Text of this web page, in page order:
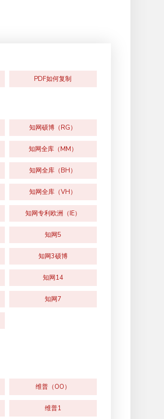
PDF如何复制
知网硕博（RG）
知网全库（MM）
知网全库（BH）
知网全库（VH）
知网专利欧洲（IE）
知网5
知网3硕博
知网14
知网7
维普（OO）
维普1